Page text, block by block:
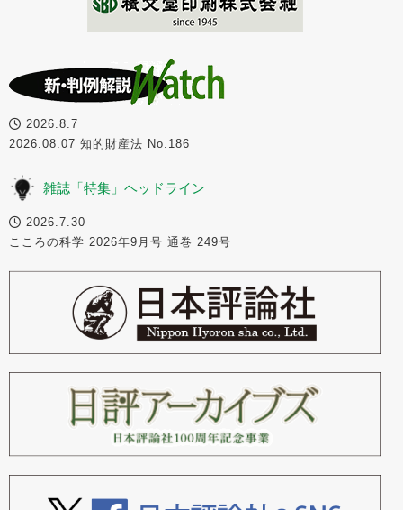
2026.8.7
2026.08.07 知的財産法 No.186
雑誌「特集」ヘッドライン
2026.7.30
こころの科学 2026年9月号 通巻 249号